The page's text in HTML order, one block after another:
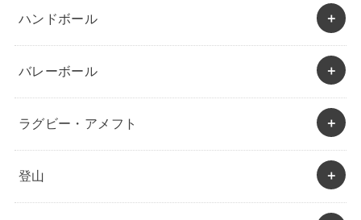
ハンドボール
バレーボール
ラグビー・アメフト
登山